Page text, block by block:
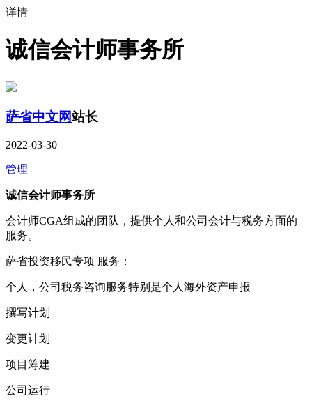
详情
诚信会计师事务所
萨省中文网站长
2022-03-30
管理
诚信会计师事务所
会计师CGA组成的团队，提供个人和公司会计与税务方面的
服务。
萨省投资移民专项 服务：
个人，公司税务咨询服务特别是个人海外资产申报
撰写计划
变更计划
项目筹建
公司运行